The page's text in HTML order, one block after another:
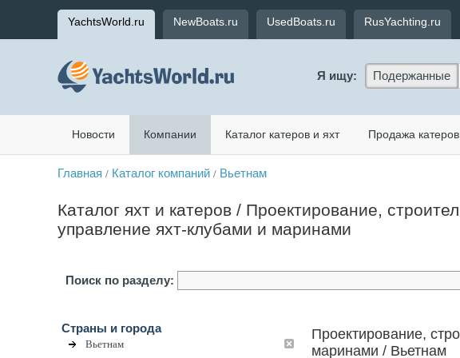
YachtsWorld.ru NewBoats.ru UsedBoats.ru RusYachting.ru
Я ищу: Подержанные
Новости Компании Каталог катеров и яхт Продажа
Главная / Каталог компаний / Вьетнам
Каталог яхт и катеров / Проектирование,
управление яхт-клубами и маринами
Поиск по разделу:
Страны и города
Вьетнам
Проектирование,
маринами / Вьетнам